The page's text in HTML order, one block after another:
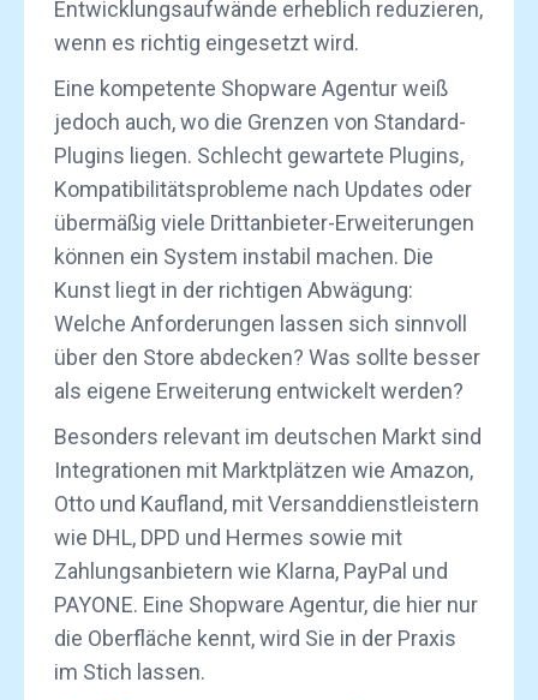
Entwicklungsaufwände erheblich reduzieren,
wenn es richtig eingesetzt wird.
Eine kompetente Shopware Agentur weiß
jedoch auch, wo die Grenzen von Standard-
Plugins liegen. Schlecht gewartete Plugins,
Kompatibilitätsprobleme nach Updates oder
übermäßig viele Drittanbieter-Erweiterungen
können ein System instabil machen. Die
Kunst liegt in der richtigen Abwägung:
Welche Anforderungen lassen sich sinnvoll
über den Store abdecken? Was sollte besser
als eigene Erweiterung entwickelt werden?
Besonders relevant im deutschen Markt sind
Integrationen mit Marktplätzen wie Amazon,
Otto und Kaufland, mit Versanddienstleistern
wie DHL, DPD und Hermes sowie mit
Zahlungsanbietern wie Klarna, PayPal und
PAYONE. Eine Shopware Agentur, die hier nur
die Oberfläche kennt, wird Sie in der Praxis
im Stich lassen.